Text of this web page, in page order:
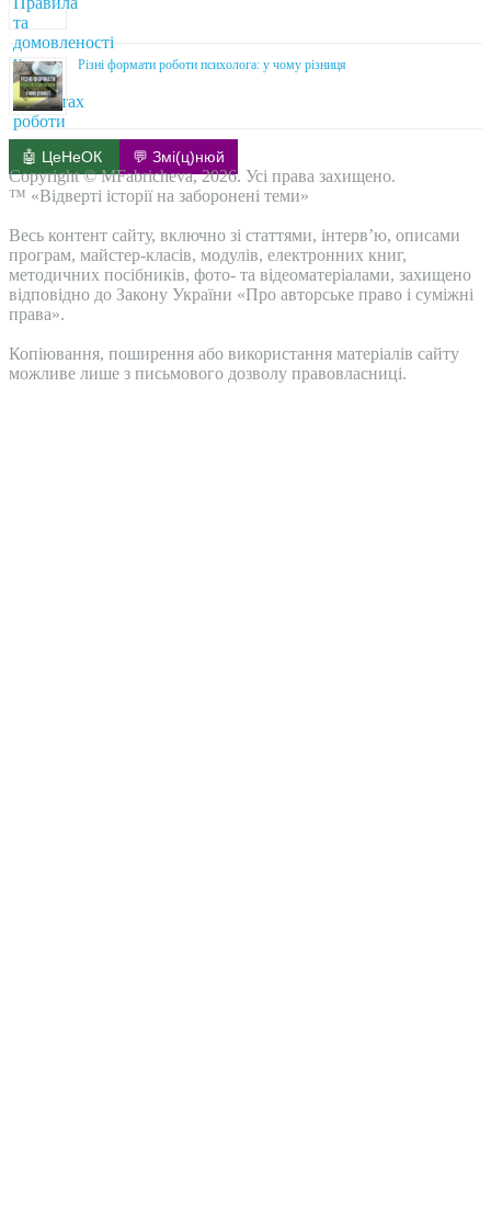
Різні формати роботи психолога: у чому різниця
🤖 ЦеНеОК 💬 Змі(ц)нюй
Copyright © MFabricheva, 2026. Усі права захищено.
™ «Відверті історії на заборонені теми»
Весь контент сайту, включно зі статтями, інтерв’ю, описами
програм, майстер-класів, модулів, електронних книг,
методичних посібників, фото- та відеоматеріалами, захищено
відповідно до Закону України «Про авторське право і суміжні
права».
Копіювання, поширення або використання матеріалів сайту
можливе лише з письмового дозволу правовласниці.